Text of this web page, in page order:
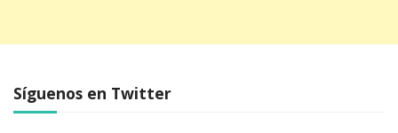
Síguenos en Twitter